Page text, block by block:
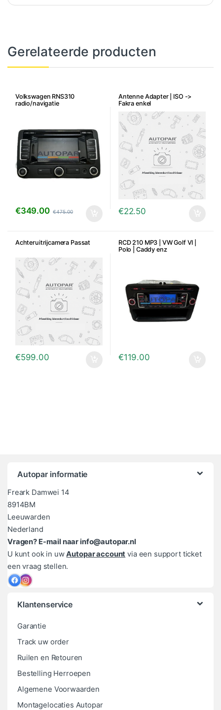
Gerelateerde producten
Volkswagen RNS310
radio/navigatie
€349.00 €475.00
Antenne Adapter | ISO ->
Fakra enkel
€22.50
Achteruitrijcamera Passat
€599.00
RCD 210 MP3 | VW Golf VI |
Polo | Caddy enz
€119.00
Autopar informatie
Freark Damwei 14
8914BM
Leeuwarden
Nederland
Vragen? E-mail naar info@autopar.nl
U kunt ook in uwAutopar account via een support ticket
een vraag stellen.
Klantenservice
Garantie
Track uw order
Ruilen en Retouren
Bestelling Herroepen
Algemene Voorwaarden
Montagelocaties Autopar